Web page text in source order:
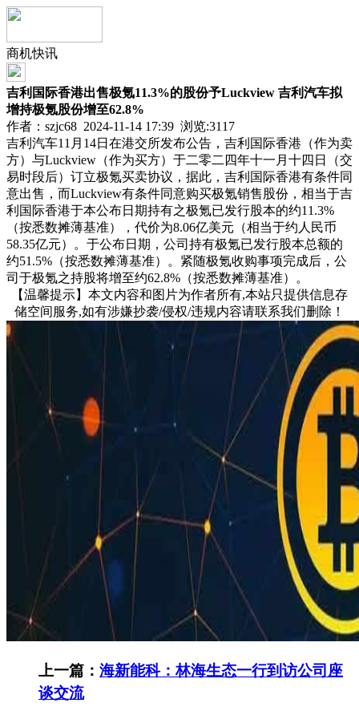
商机快讯
吉利国际香港出售极氪11.3%的股份予Luckview 吉利汽车拟
增持极氪股份增至62.8%
作者：szjc68 2024-11-14 17:39 浏览:3117
吉利汽车11月14日在港交所发布公告，吉利国际香港（作为卖
方）与Luckview（作为买方）于二零二四年十一月十四日（交
易时段后）订立极氪买卖协议，据此，吉利国际香港有条件同
意出售，而Luckview有条件同意购买极氪销售股份，相当于吉
利国际香港于本公布日期持有之极氪已发行股本的约11.3%
（按悉数摊薄基准），代价为8.06亿美元（相当于约人民币
58.35亿元）。于公布日期，公司持有极氪已发行股本总额的
约51.5%（按悉数摊薄基准）。紧随极氪收购事项完成后，公
司于极氪之持股将增至约62.8%（按悉数摊薄基准）。
【温馨提示】本文内容和图片为作者所有,本站只提供信息存
储空间服务,如有涉嫌抄袭/侵权/违规内容请联系我们删除！
上一篇： 海新能科：林海生态一行到访公司座
谈交流